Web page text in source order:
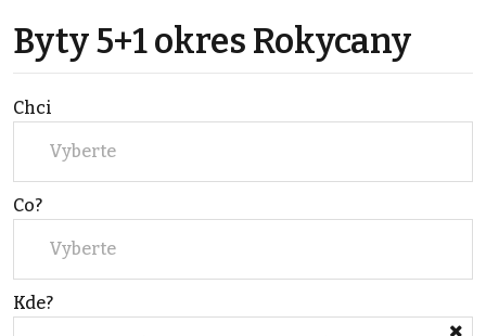
Byty 5+1 okres Rokycany
Chci
Vyberte
Co?
Vyberte
Kde?